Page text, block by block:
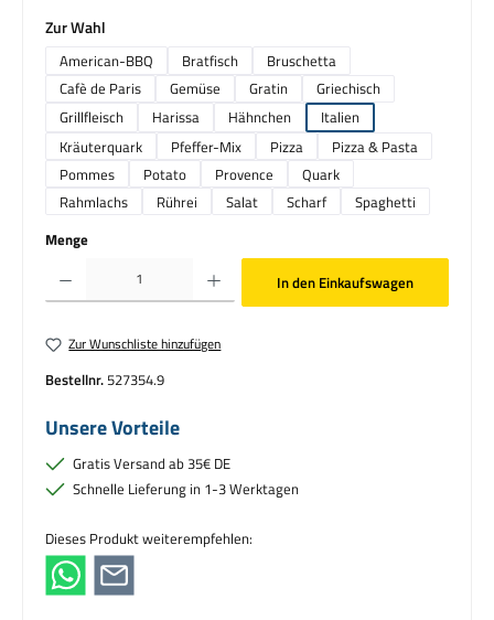
Zur Wahl
American-BBQ Bratfisch
Bruschetta
Cafè de Paris
Gemüse Gratin
Griechisch
Grillfleisch
Harissa Hähnchen
Italien
Kräuterquark
Pfeffer-Mix Pizza
Pizza & Pasta
Pommes
Potato Provence
Quark
Rahmlachs
Rührei Salat Scharf
Spaghetti
Menge
Produkt Anzahl: Gib den gewünschten Wert ein oder benutze die Schaltflächen um die Anzahl zu
In den Einkaufswagen
Zur Wunschliste hinzufügen
Bestellnr.527354.9
Unsere Vorteile
Gratis Versand ab 35€ DE
Schnelle Lieferung in 1-3 Werktagen
Dieses Produkt weiterempfehlen: